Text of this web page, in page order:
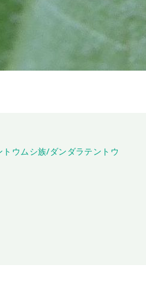
ウムシ族/ダンダラテントウ